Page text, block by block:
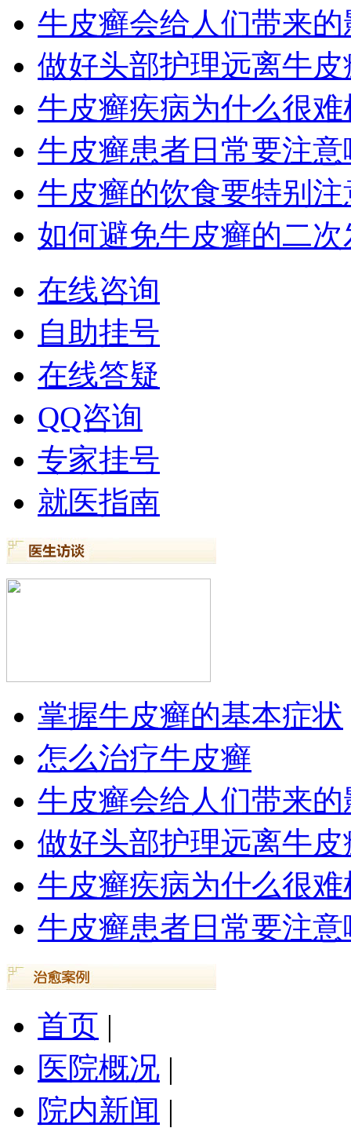
牛皮癣会给人们带来
做好头部护理远离牛
牛皮癣疾病为什么很难
牛皮癣患者日常要注
牛皮癣的饮食要特别
如何避免牛皮癣的二次
在线咨询
自助挂号
在线答疑
QQ咨询
专家挂号
就医指南
掌握牛皮癣的基本症状
怎么治疗牛皮癣
牛皮癣会给人们带来
做好头部护理远离牛
牛皮癣疾病为什么很难
牛皮癣患者日常要注
首页 |
医院概况 |
院内新闻 |